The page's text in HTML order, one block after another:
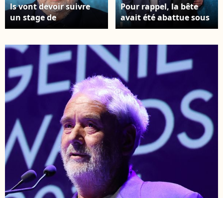
ls vont devoir suivre
un stage de
sensibilisation et ils
verser respectivement
600 € et 1200 €
d'amende ainsi que des
dommages et intérêts
à Luc Besson. Luc
Besson au photocall de
la première du film
Dracula au TCL
Chinese Theatre IMAX
à Hollywood, Los
Angeles, Californie,
États-Unis, le 3 février
2026. © RALL/Backgrid
USA/Bestimage
Pour rappel, la bête
avait été abattue sous
les yeux de la mère du
bas. Luc Besson, Sarah
Saldmann au
photocall de la
première du film
Dracula au TCL
Chinese Theatre IMAX
à Hollywood, Los
Angeles, Californie,
États-Unis, le 3 février
2026. © RALL/Backgrid
USA/Bestimage